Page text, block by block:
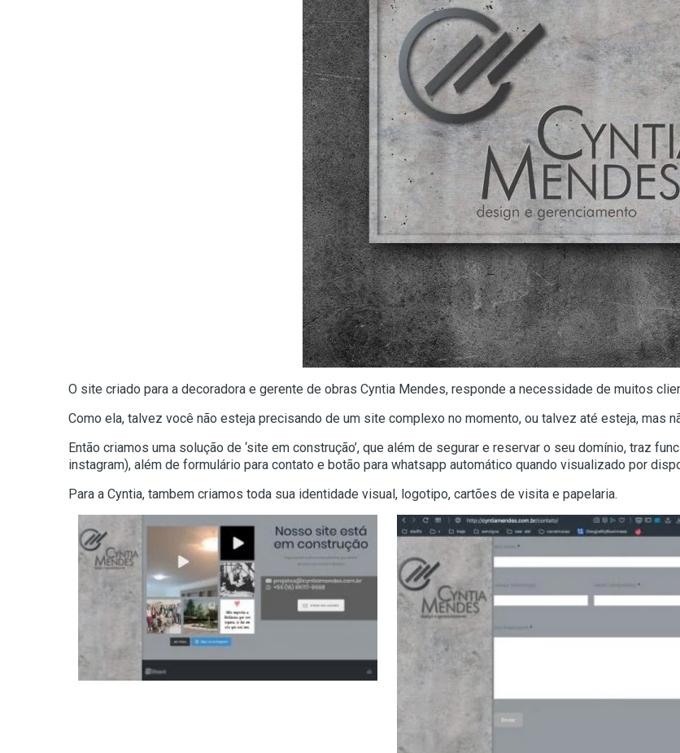
O site criado para a decoradora e gerente de obras Cyntia Mendes, responde a necessidade de muitos
Como ela, talvez você não esteja precisando de um site complexo no momento, ou talvez até esteja, mas
Então criamos uma solução de ‘site em construção’, que além de segurar e reservar o seu domínio, traz
instagram), além de formulário para contato e botão para whatsapp automático quando visualizado por
Para a Cyntia, tambem criamos toda sua identidade visual, logotipo, cartões de visita e papelaria.